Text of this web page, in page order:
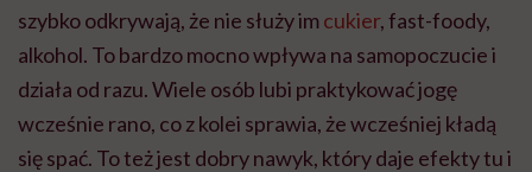
szybko odkrywają, że nie służy imcukier,fast-foody,
alkohol. To bardzo mocno wpływa na samopoczucie i
działa od razu. Wiele osób lubi praktykować jogę
wcześnie rano, co z kolei sprawia, że wcześniej kładą
się spać. To też jest dobry nawyk, który daje efekty tu i